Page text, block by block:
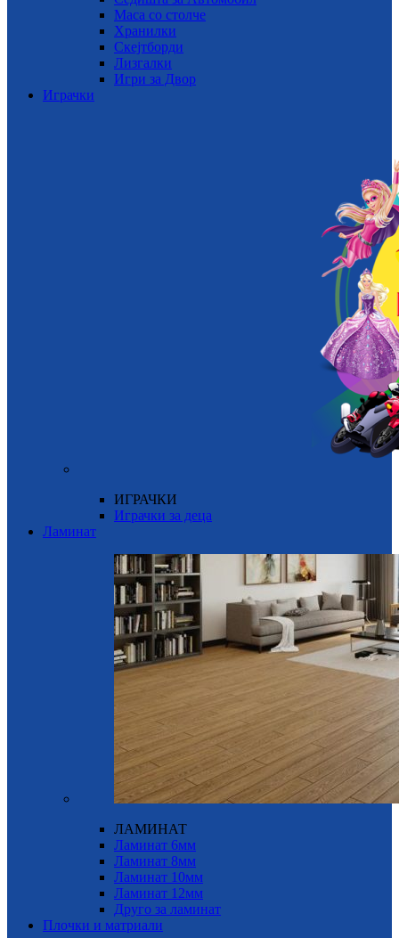
Маса со столче
Хранилки
Скејтборди
Лизгалки
Игри за Двор
Играчки
ИГРАЧКИ
Играчки за деца
Ламинат
ЛАМИНАТ
Ламинат 6мм
Ламинат 8мм
Ламинат 10мм
Ламинат 12мм
Друго за ламинат
Плочки и матриали